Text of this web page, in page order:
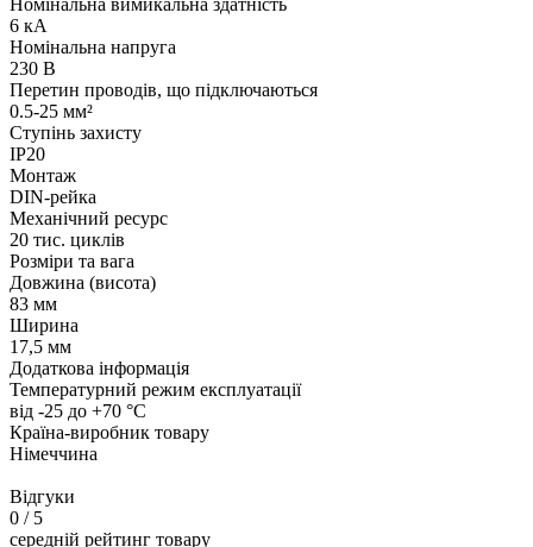
6 кА
Номінальна напруга
230 В
Перетин проводів, що підключаються
0.5-25 мм²
Ступінь захисту
IP20
Монтаж
DIN-рейка
Механічний ресурс
20 тис. циклів
Розміри та вага
Довжина (висота)
83 мм
Ширина
17,5 мм
Додаткова інформація
Температурний режим експлуатації
від -25 до +70 °С
Країна-виробник товару
Німеччина
Відгуки
0 / 5
середній рейтинг товару